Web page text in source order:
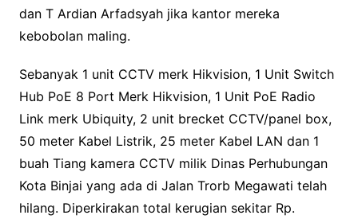
dan T Ardian Arfadsyah jika kantor mereka
kebobolan maling.
Sebanyak 1 unit CCTV merk Hikvision, 1 Unit Switch
Hub PoE 8 Port Merk Hikvision, 1 Unit PoE Radio
Link merk Ubiquity, 2 unit brecket CCTV/panel box,
50 meter Kabel Listrik, 25 meter Kabel LAN dan 1
buah Tiang kamera CCTV milik Dinas Perhubungan
Kota Binjai yang ada di Jalan Trorb Megawati telah
hilang. Diperkirakan total kerugian sekitar Rp.